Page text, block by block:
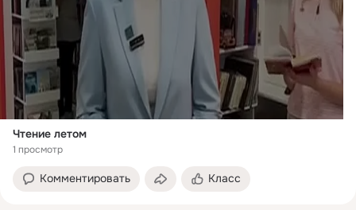
Чтение летом
1 просмотр
Комментировать Класс